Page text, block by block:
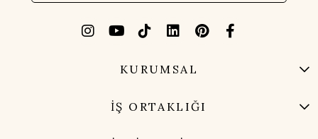
KURUMSAL
İŞ ORTAKLIĞI